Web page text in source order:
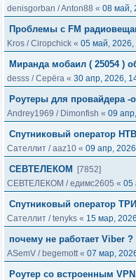
denisgorban /Anton88 « 08 май,
Проблемы с FM
Kros /Ciropchick « 05 май, 2026,
Миранда мобаил ( 25054 )
desss /Серёга « 30 апр, 2026,
Роутеры для провайдера -
Andrey1969 / Dimonfish « 09
Спутниковый оператор
Сателлит /aaz10 « 09 апр,
СЕВТЕЛЕКОМ
[7852]
СЕВТЕЛЕКОМ /едимс2605 « 05
Спутниковый оператор
Сателлит /tenyks « 15 мар,
почему не работает Viber ?
ASemV / begemott« 07 мар,
Роутер со встроенным